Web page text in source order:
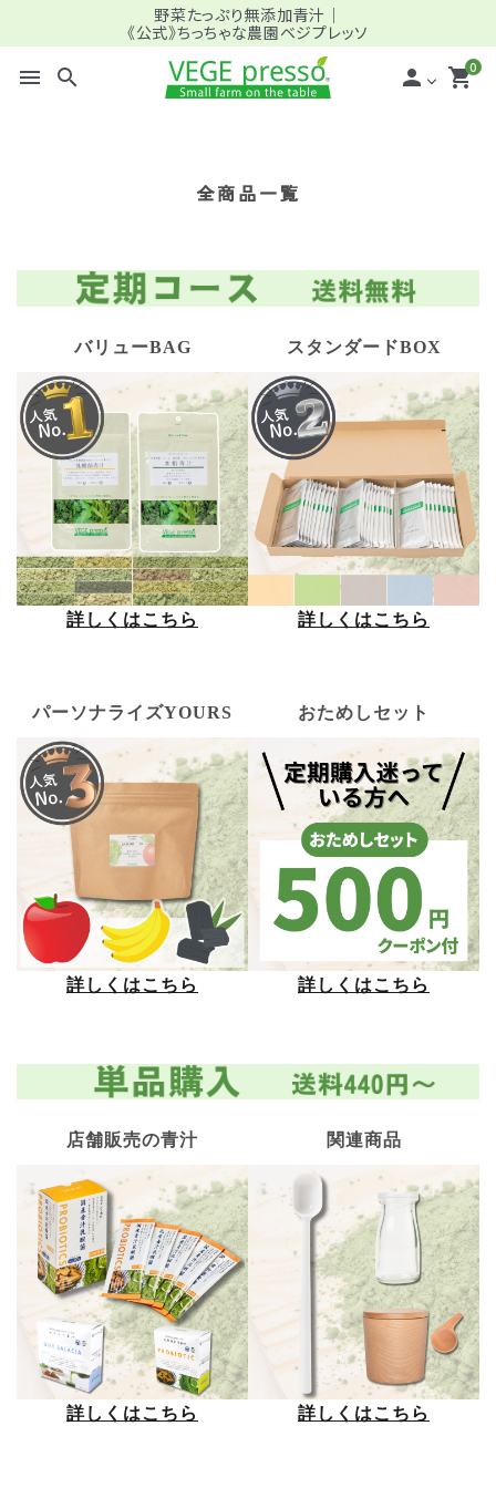
野菜たっぷり無添加青汁｜
《公式》ちっちゃな農園ベジプレッソ
menu search person 0
shopping_cart
search
全商品一覧
＿バリュー (定期) ファミリー向け
＿スタンダード (定期) ミドル・シニア向け
＿パーソナライズ (定期) プロ仕様
＿定期コース(上記3つ)のおためしセット
＿店頭販売の青汁(単回)
キャンペーン
BLOG
CONCEPT
FAQ・お問い合わせ
close
全商品一覧
バリューBAG
詳しくはこちら
スタンダードBOX
詳しくはこちら
パーソナライズYOURS
詳しくはこちら
おためしセット
詳しくはこちら
店舗販売の青汁
詳しくはこちら
関連商品
詳しくはこちら